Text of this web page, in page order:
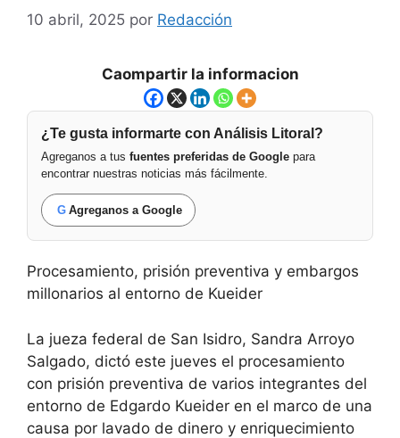
10 abril, 2025 por Redacción
Caompartir la informacion
¿Te gusta informarte con Análisis Litoral?
Agreganos a tus fuentes preferidas de Google para
encontrar nuestras noticias más fácilmente.
G Agreganos a Google
Procesamiento, prisión preventiva y embargos
millonarios al entorno de Kueider
La jueza federal de San Isidro, Sandra Arroyo
Salgado, dictó este jueves el procesamiento
con prisión preventiva de varios integrantes del
entorno de Edgardo Kueider en el marco de una
causa por lavado de dinero y enriquecimiento